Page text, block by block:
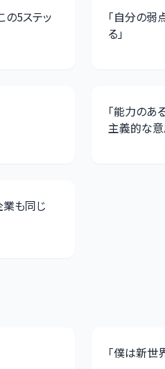
の5ステッ
「自分の弱
る」
「能力のあ
主義的な
も同じ
「僕は新世